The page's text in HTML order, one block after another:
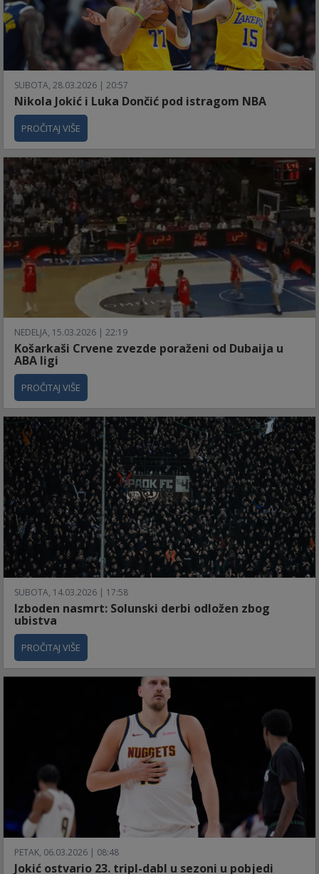
SUBOTA, 28.03.2026 | 20:57
Nikola Jokić i Luka Dončić pod istragom NBA
PROČITAJ VIŠE
NEDELJA, 15.03.2026 | 22:19
Košarkaši Crvene zvezde poraženi od Dubaija u
ABA ligi
PROČITAJ VIŠE
SUBOTA, 14.03.2026 | 17:58
Izboden nasmrt: Solunski derbi odložen zbog
ubistva
PROČITAJ VIŠE
PETAK, 06.03.2026 | 08:48
Jokić ostvario 23. tripl-dabl u sezoni u pobjedi